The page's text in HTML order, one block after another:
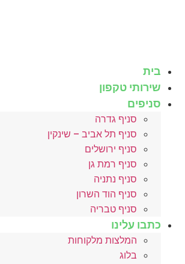
בית
שירותי טקפון
סניפים
סניף גדרה
סניף תל אביב – שינקין
סניף ירושלים
סניף רמת גן
סניף נתניה
סניף הוד השרון
סניף טבריה
כתבו עלינו
המלצות מלקוחות
בלוג